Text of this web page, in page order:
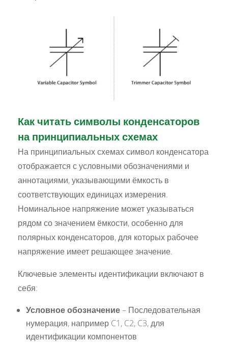
Как читать символы конденсаторов
на принципиальных схемах
На принципиальных схемах символ конденсатора
отображается с условными обозначениями и
аннотациями, указывающими ёмкость в
соответствующих единицах измерения.
Номинальное напряжение может указываться
рядом со значением ёмкости, особенно для
полярных конденсаторов, для которых рабочее
напряжение имеет решающее значение.
Ключевые элементы идентификации включают в
себя:
Условное обозначение– Последовательная
нумерация, например C1, C2, C3, для
идентификации компонентов